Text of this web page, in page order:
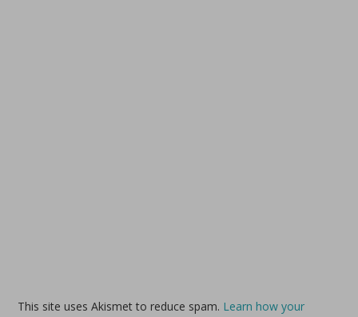
This site uses Akismet to reduce spam. Learn how your